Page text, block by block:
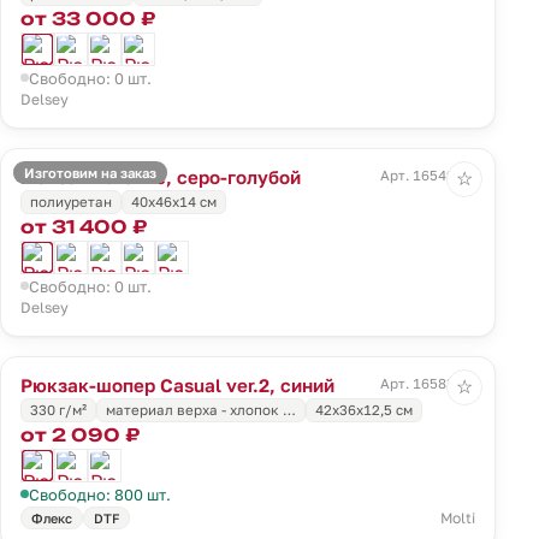
от 33 000 ₽
Свободно: 0 шт.
Delsey
Изготовим на заказ
Рюкзак Turenne, серо-голубой
Арт. 16549.14
полиуретан
40x46x14 см
от 31 400 ₽
Свободно: 0 шт.
Delsey
☆
Рюкзак-шопер Casual ver.2, синий
Арт. 16583.44
330 г/м²
материал верха - хлопок … 42x36x12,5 см
от 2 090 ₽
Свободно: 800 шт.
Флекс DTF Molti
☆